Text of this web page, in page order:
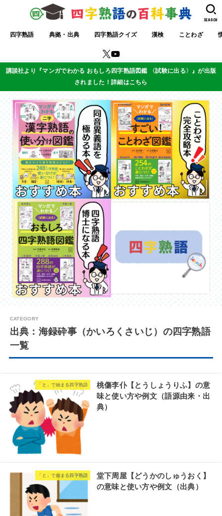
四字熟語 典拠・出典 四字熟語クイズ 漢検 ことわざ
SEARCH
講談社より『マンガでわかる おもしろ四字熟語図鑑 〈試験に出る〉』が出版
されました！詳細はこちら
出典：海録砕事（かいろくさいじ）の四字熟語
一覧
「と」で始まる四字熟語
桃傷李仆【とうしょうりふ】の意
味と使い方や例文（語源由来・出
典）
「と」で始まる四字熟語
堂下周屋【どうかのしゅうおく】
の意味と使い方や例文（出典）